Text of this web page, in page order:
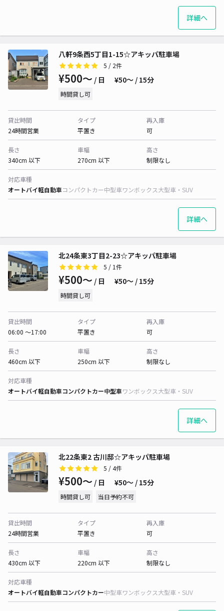
詳細へ
八軒9条西5丁目1-15☆アキッパ駐車場
5 / 2件
¥500〜 / 日 ¥50〜 / 15分
時間貸し可
貸出時間
24時間営業
タイプ
平置き
再入庫
可
長さ
340cm 以下
車幅
270cm 以下
高さ
制限なし
対応車種
オートバイ軽自動車コンパクトカー中型車ワンボックス大型車・SUV
詳細へ
北24条東3丁目2-23☆アキッパ駐車場
5 / 1件
¥500〜 / 日 ¥50〜 / 15分
時間貸し可
貸出時間
06:00 〜17:00
タイプ
平置き
再入庫
可
長さ
460cm 以下
車幅
250cm 以下
高さ
制限なし
対応車種
オートバイ軽自動車コンパクトカー中型車ワンボックス大型車・SUV
詳細へ
北22条東2 古川邸☆アキッパ駐車場
5 / 4件
¥500〜 / 日 ¥50〜 / 15分
時間貸し可 当日予約不可
貸出時間
24時間営業
タイプ
平置き
再入庫
可
長さ
430cm 以下
車幅
220cm 以下
高さ
制限なし
対応車種
オートバイ軽自動車コンパクトカー中型車ワンボックス大型車・SUV